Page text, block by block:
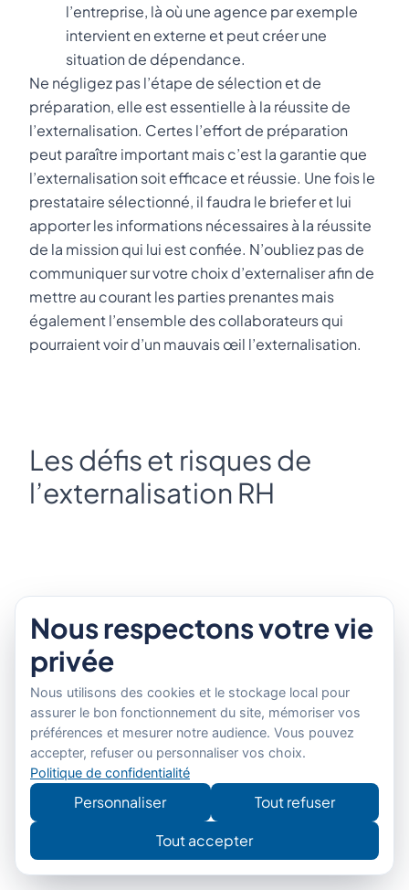
l’entreprise, là où une agence par exemple
intervient en externe et peut créer une
situation de dépendance.
Ne négligez pas l’étape de sélection et de
préparation, elle est essentielle à la réussite de
l’externalisation. Certes l’effort de préparation
peut paraître important mais c’est la garantie que
l’externalisation soit efficace et réussie. Une fois le
prestataire sélectionné, il faudra le briefer et lui
apporter les informations nécessaires à la réussite
de la mission qui lui est confiée. N’oubliez pas de
communiquer sur votre choix d’externaliser afin de
mettre au courant les parties prenantes mais
également l’ensemble des collaborateurs qui
pourraient voir d’un mauvais œil l’externalisation.
Les défis et risques de
l’externalisation RH
comporte des risques qu’il vaut mieux identifier en
amont pour s’en prémunir : confidentialité des
données, maintien de la qualité des services,
contrôle des compétences et connaissances au
sein de l’entreprise…
En effet, l’entreprise qui externalise une fonction
renonce à un lien de subordination avec ses
collaborateurs, au profit d’un tiers. Il y a là un risque
de perte de contrôle et de déperdition de
l’information, des données et de confidentialité.
Nous respectons votre vie
privée
Nous utilisons des cookies et le stockage local pour
assurer le bon fonctionnement du site, mémoriser vos
préférences et mesurer notre audience. Vous pouvez
accepter, refuser ou personnaliser vos choix.
Politique de confidentialité
Personnaliser
Tout refuser
Tout accepter